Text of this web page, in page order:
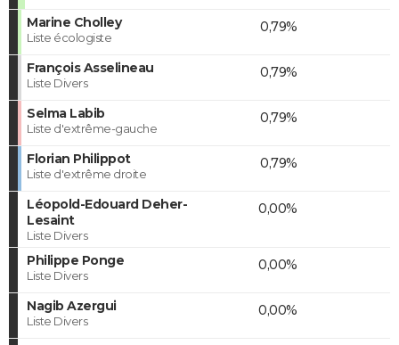
Marine Cholley
Liste écologiste
0,79%
François Asselineau
Liste Divers
0,79%
Selma Labib
Liste d'extrême-gauche
0,79%
Florian Philippot
Liste d'extrême droite
0,79%
Léopold-Edouard Deher-
Lesaint
Liste Divers
0,00%
Philippe Ponge
Liste Divers
0,00%
Nagib Azergui
Liste Divers
0,00%